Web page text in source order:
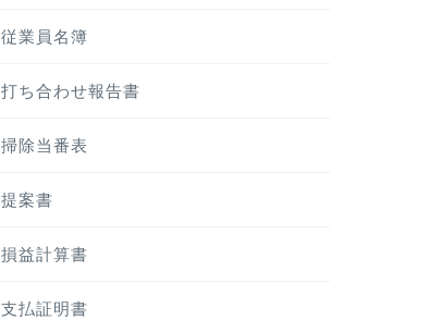
従業員名簿
打ち合わせ報告書
掃除当番表
提案書
損益計算書
支払証明書